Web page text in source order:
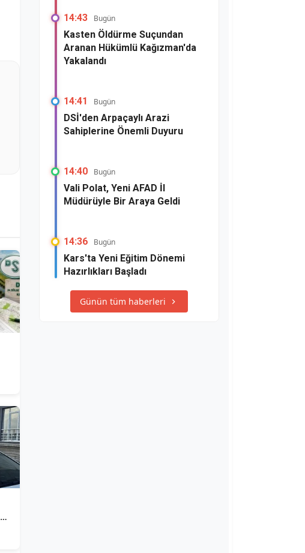
14:43 Bugün
Kasten Öldürme Suçundan
Aranan Hükümlü Kağızman'da
Yakalandı
14:41 Bugün
DSİ'den Arpaçaylı Arazi
Sahiplerine Önemli Duyuru
14:40 Bugün
Vali Polat, Yeni AFAD İl
Müdürüyle Bir Araya Geldi
14:36 Bugün
Kars'ta Yeni Eğitim Dönemi
Hazırlıkları Başladı
Günün tüm haberleri